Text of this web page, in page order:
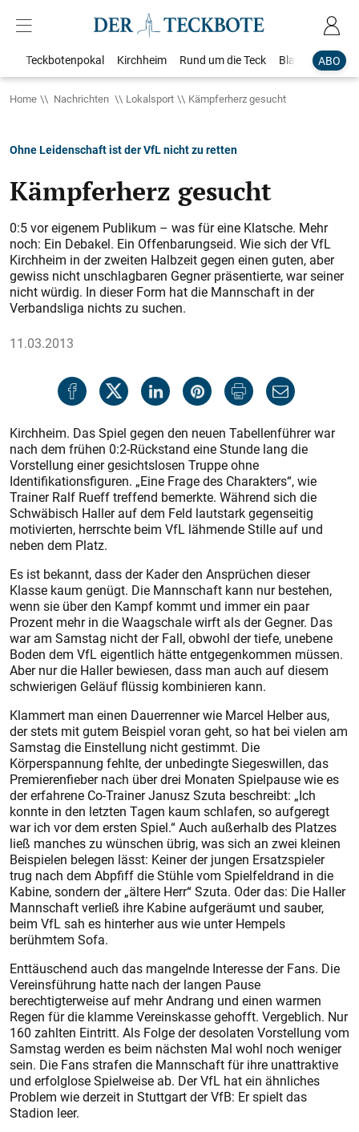
ABO
Teckbotenpokal Kirchheim Rund um die Teck Blaulicht
Home Nachrichten Lokalsport Kämpferherz gesucht
Ohne Leidenschaft ist der VfL nicht zu retten
Kämpferherz gesucht
0:5 vor eigenem Publikum – was für eine Klatsche. Mehr
noch: Ein Debakel. Ein Offenbarungseid. Wie sich der VfL
Kirchheim in der zweiten Halbzeit gegen einen guten, aber
gewiss nicht unschlagbaren Gegner präsentierte, war seiner
nicht würdig. In dieser Form hat die Mannschaft in der
Verbandsliga nichts zu suchen.
11.03.2013
Kirchheim. Das Spiel gegen den neuen Tabellenführer war
nach dem frühen 0:2-Rückstand eine Stunde lang die
Vorstellung einer gesichtslosen Truppe ohne
Identifikationsfiguren. „Eine Frage des Charakters“, wie
Trainer Ralf Rueff treffend bemerkte. Während sich die
Schwäbisch Haller auf dem Feld lautstark gegenseitig
motivierten, herrschte beim VfL lähmende Stille auf und
neben dem Platz.
Es ist bekannt, dass der Kader den Ansprüchen dieser
Klasse kaum genügt. Die Mannschaft kann nur bestehen,
wenn sie über den Kampf kommt und immer ein paar
Prozent mehr in die Waagschale wirft als der Gegner. Das
war am Samstag nicht der Fall, obwohl der tiefe, unebene
Boden dem VfL eigentlich hätte entgegenkommen müssen.
Aber nur die Haller bewiesen, dass man auch auf diesem
schwierigen Geläuf flüssig kombinieren kann.
Klammert man einen Dauerrenner wie Marcel Helber aus,
der stets mit gutem Beispiel voran geht, so hat bei vielen am
Samstag die Einstellung nicht gestimmt. Die
Körperspannung fehlte, der unbedingte Siegeswillen, das
Premierenfieber nach über drei Monaten Spielpause wie es
der erfahrene Co-Trainer Janusz Szuta beschreibt: „Ich
konnte in den letzten Tagen kaum schlafen, so aufgeregt
war ich vor dem ersten Spiel.“ Auch außerhalb des Platzes
ließ manches zu wünschen übrig, was sich an zwei kleinen
Beispielen belegen lässt: Keiner der jungen Ersatzspieler
trug nach dem Abpfiff die Stühle vom Spielfeldrand in die
Kabine, sondern der „ältere Herr“ Szuta. Oder das: Die Haller
Mannschaft verließ ihre Kabine aufgeräumt und sauber,
beim VfL sah es hinterher aus wie unter Hempels
berühmtem Sofa.
Enttäuschend auch das mangelnde Interesse der Fans. Die
Vereinsführung hatte nach der langen Pause
berechtigterweise auf mehr Andrang und einen warmen
Regen für die klamme Vereinskasse gehofft. Vergeblich. Nur
160 zahlten Eintritt. Als Folge der desolaten Vorstellung vom
Samstag werden es beim nächsten Mal wohl noch weniger
sein. Die Fans strafen die Mannschaft für ihre unattraktive
und erfolglose Spielweise ab. Der VfL hat ein ähnliches
Problem wie derzeit in Stuttgart der VfB: Er spielt das
Stadion leer.